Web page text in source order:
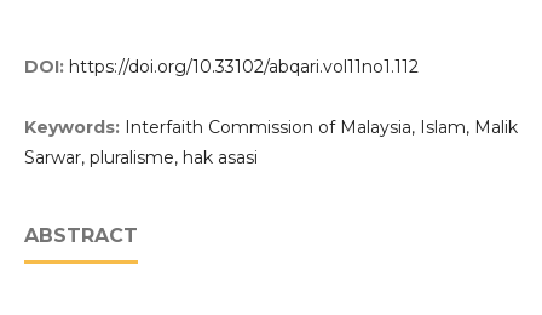
DOI: https://doi.org/10.33102/abqari.vol11no1.112
Keywords: Interfaith Commission of Malaysia, Islam, Malik
Sarwar, pluralisme, hak asasi
ABSTRACT